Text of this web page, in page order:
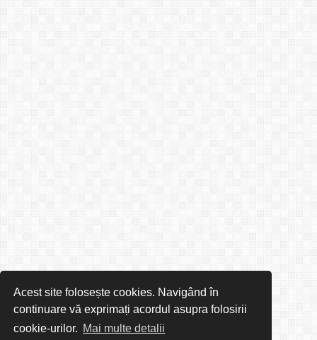
Acest site folosește cookies. Navigând în
continuare vă exprimați acordul asupra folosirii
cookie-urilor. Mai multe detalii